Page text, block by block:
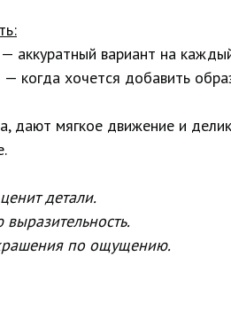
аккуратный вариант на
когда хочется добавить
дают мягкое движение и
детали.
по ощущению.